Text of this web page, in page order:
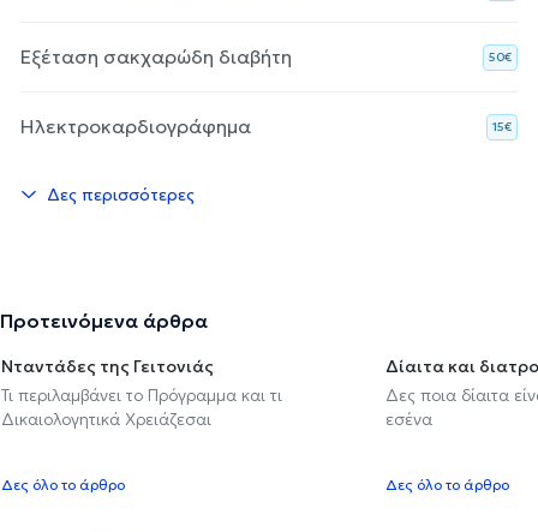
Εξέταση σακχαρώδη διαβήτη 50€
Ηλεκτροκαρδιογράφημα 15€
Δες περισσότερες
Προτεινόμενα άρθρα
Νταντάδες της Γειτονιάς
Τι περιλαμβάνει το Πρόγραμμα και τι
Δικαιολογητικά Χρειάζεσαι
Δες όλο το άρθρο
Δίαιτα και
Δες ποια δίαιτα
εσένα
Δες όλο το άρθρο